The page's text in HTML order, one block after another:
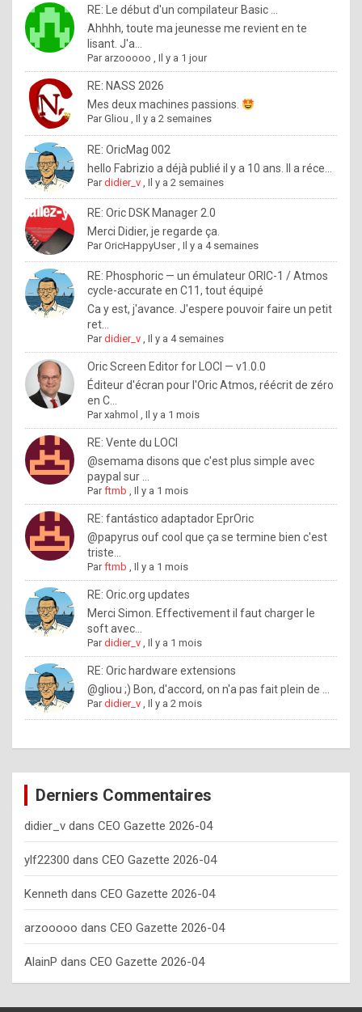
m
a
d
b
y
o
l
e
x
.
I
f
y
o
u
w
a
n
t
o
n
o
w
h
o
w
o
e
y
o
u
s
h
o
RE: Le début d'un compilateur Basic ...
Ahhhh, toute ma jeunesse me revient en te
lisant. J'a...
Par arzooooo ,Il y a 1 jour
RE: NASS 2026
Mes deux machines passions.
ParGliou ,Il y a 2 semaines
RE: OricMag 002
hello Fabrizio a déjà publié il y a 10 ans. Il a réce...
Pardidier_v ,Il y a 2 semaines
RE: Oric DSK Manager 2.0
Merci Didier, je regarde ça.
ParOricHappyUser,Il y a 4 semaines
RE: Phosphoric — un émulateur ORIC-1 / Atmos
cycle-accurate en C11, tout équipé
Ca y est, j'avance. J'espere pouvoir faire un petit
ret...
Pardidier_v ,Il y a 4 semaines
Oric Screen Editor for LOCI — v1.0.0
Éditeur d'écran pour l'Oric Atmos, réécrit de zéro
en C...
Parxahmol ,Il y a 1 mois
RE: Vente du LOCI
@semama disons que c'est plus simple avec
paypal sur ...
Parftmb ,Il y a 1 mois
RE: fantástico adaptador EprOric
@papyrus ouf cool que ça se termine bien c'est
triste...
Parftmb ,Il y a 1 mois
RE: Oric.org updates
Merci Simon. Effectivement il faut charger le
soft avec...
Pardidier_v ,Il y a 1 mois
RE: Oric hardware extensions
@gliou ;) Bon, d'accord, on n'a pas fait plein de ...
Pardidier_v ,Il y a 2 mois
Derniers Commentaires
didier_v dans CEO Gazette 2026-04
ylf22300 dans CEO Gazette 2026-04
Kenneth dans CEO Gazette 2026-04
arzooooo dans CEO Gazette 2026-04
AlainP dans CEO Gazette 2026-04